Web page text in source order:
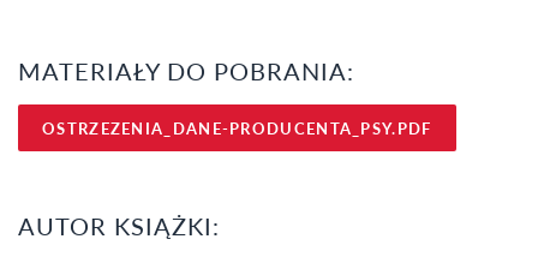
MATERIAŁY DO POBRANIA:
OSTRZEZENIA_DANE-PRODUCENTA_PSY.PDF
AUTOR KSIĄŻKI: